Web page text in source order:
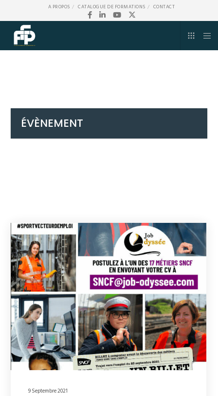
A PROPOS CATALOGUE DE FORMATIONS CONTACT
ÉVÈNEMENT
9 Septembre 2021